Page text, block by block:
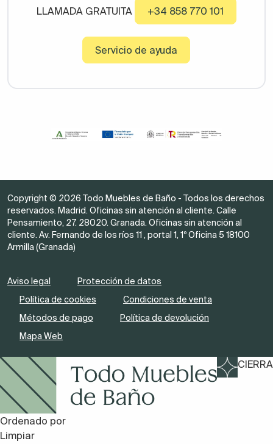
LLAMADA GRATUITA +34 858 770 101
Servicio de ayuda
Copyright © 2026 Todo Muebles de Baño - Todos los derechos
reservados. Madrid. Oficinas sin atención al cliente. Calle
Pensamiento, 27. 28020. Granada. Oficinas sin atención al
cliente. Av. Fernando de los ríos 11 , portal 1, 1º Oficina 5 18100
Armilla (Granada)
Aviso legal
Protección de datos
Política de cookies
Condiciones de venta
Métodos de pago
Política de devolución
Mapa Web
CIERRA
Ordenado por
Limpiar